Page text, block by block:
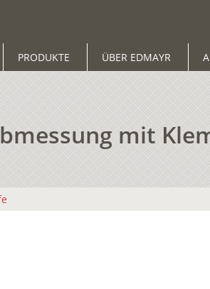
PRODUKTE ÜBER EDMAYR
mit